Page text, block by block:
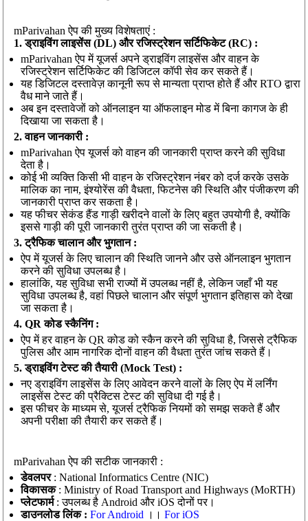
mParivahan ऐप की मुख्य विशेषताएं :
1. ड्राइविंग लाइसेंस (DL) और रजिस्ट्रेशन सर्टिफिकेट (RC) :
mParivahan ऐप में यूजर्स अपने ड्राइविंग लाइसेंस और वाहन के
रजिस्ट्रेशन सर्टिफिकेट की डिजिटल कॉपी सेव कर सकते हैं।
यह डिजिटल दस्तावेज़ कानूनी रूप से मान्यता प्राप्त होते हैं और RTO द्वारा
वैध माने जाते हैं।
अब इन दस्तावेजों को ऑनलाइन या ऑफलाइन मोड में बिना कागज के ही
दिखाया जा सकता है।
2. वाहन जानकारी :
mParivahan ऐप यूजर्स को वाहन की जानकारी प्राप्त करने की सुविधा
देता है।
कोई भी व्यक्ति किसी भी वाहन के रजिस्ट्रेशन नंबर को दर्ज करके उसके
मालिक का नाम, इंश्योरेंस की वैधता, फिटनेस की स्थिति और पंजीकरण की
जानकारी प्राप्त कर सकता है।
यह फीचर सेकंड हैंड गाड़ी खरीदने वालों के लिए बहुत उपयोगी है, क्योंकि
इससे गाड़ी की पूरी जानकारी तुरंत प्राप्त की जा सकती है।
3. ट्रैफिक चालान और भुगतान :
ऐप में यूजर्स के लिए चालान की स्थिति जानने और उसे ऑनलाइन भुगतान
करने की सुविधा उपलब्ध है।
हालांकि, यह सुविधा सभी राज्यों में उपलब्ध नहीं है, लेकिन जहाँ भी यह
सुविधा उपलब्ध है, वहां पिछले चालान और संपूर्ण भुगतान इतिहास को देखा
जा सकता है।
4. QR कोड स्कैनिंग :
ऐप में हर वाहन के QR कोड को स्कैन करने की सुविधा है, जिससे ट्रैफिक
पुलिस और आम नागरिक दोनों वाहन की वैधता तुरंत जांच सकते हैं।
5. ड्राइविंग टेस्ट की तैयारी (Mock Test) :
नए ड्राइविंग लाइसेंस के लिए आवेदन करने वालों के लिए ऐप में लर्निंग
लाइसेंस टेस्ट की प्रैक्टिस टेस्ट की सुविधा दी गई है।
इस फीचर के माध्यम से, यूजर्स ट्रैफिक नियमों को समझ सकते हैं और
अपनी परीक्षा की तैयारी कर सकते हैं।
mParivahan ऐप की सटीक जानकारी :
डेवलपर : National Informatics Centre (NIC)
विकासक : Ministry of Road Transport and Highways (MoRTH)
प्लेटफार्म: उपलब्ध है Android और iOS दोनों पर।
डाउनलोड लिंक : For Android ।।For iOS